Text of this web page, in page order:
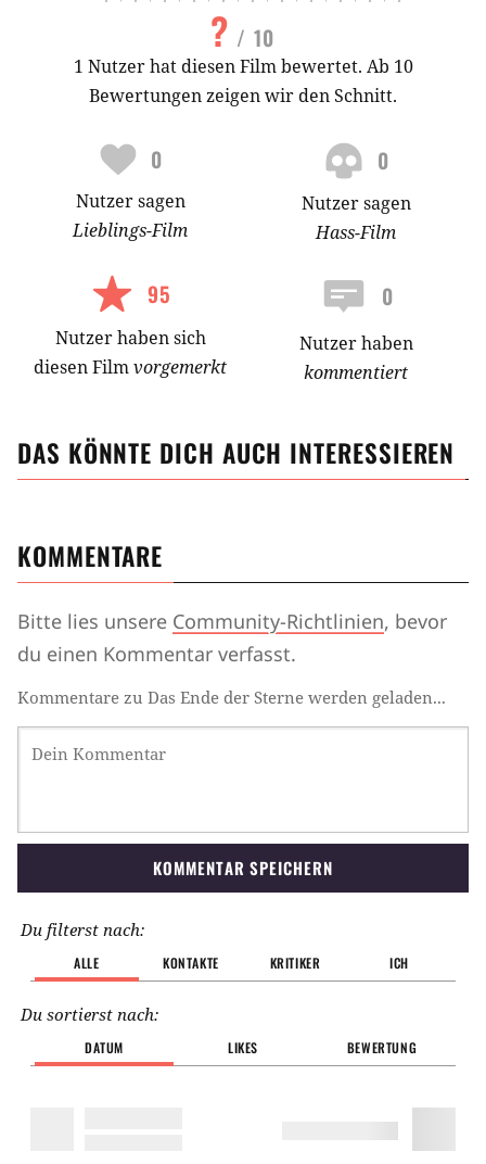
? / 10
1 Nutzer hat diesen Film bewertet. Ab 10
Bewertungen zeigen wir den Schnitt.
0
Nutzersagen
Lieblings-Film
0
Nutzersagen
Hass-Film
95
Nutzerhabensich
diesen Filmvorgemerkt
0
Nutzer haben
kommentiert
DAS KÖNNTE DICH AUCH INTERESSIEREN
KOMMENTARE
Bitte lies unsere Community-Richtlinien, bevor
du einen Kommentar verfasst.
Kommentare zu Das Ende der Sterne werden geladen...
KOMMENTAR SPEICHERN
Du filterst nach:
ALLE KONTAKTE KRITIKER ICH
Du sortierst nach:
DATUM LIKES BEWERTUNG